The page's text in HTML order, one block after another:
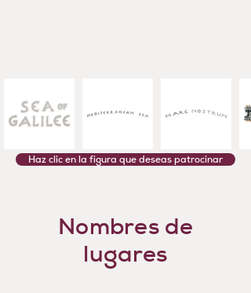
Haz clic en la figura que deseas patrocinar
Nombres de
lugares